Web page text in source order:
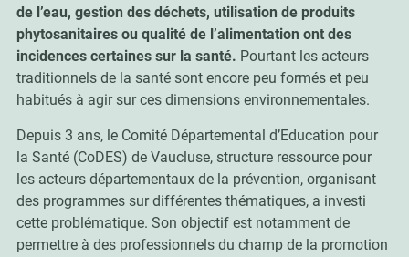
de l’eau, gestion des déchets, utilisation de produits
phytosanitaires ou qualité de l’alimentation ont des
incidences certaines sur la santé. Pourtant les acteurs
traditionnels de la santé sont encore peu formés et peu
habitués à agir sur ces dimensions environnementales.
Depuis 3 ans, le Comité Départemental d’Education pour
la Santé (CoDES) de Vaucluse, structure ressource pour
les acteurs départementaux de la prévention, organisant
des programmes sur différentes thématiques, a investi
cette problématique. Son objectif est notamment de
permettre à des professionnels du champ de la promotion